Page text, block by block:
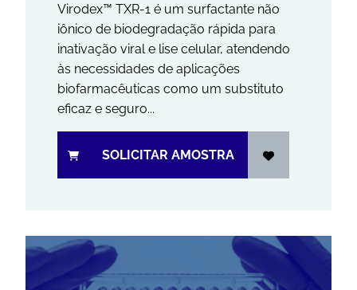
Virodex™ TXR-1 é um surfactante não
iônico de biodegradação rápida para
inativação viral e lise celular, atendendo
às necessidades de aplicações
biofarmacêuticas como um substituto
eficaz e seguro...
SOLICITAR AMOSTRA